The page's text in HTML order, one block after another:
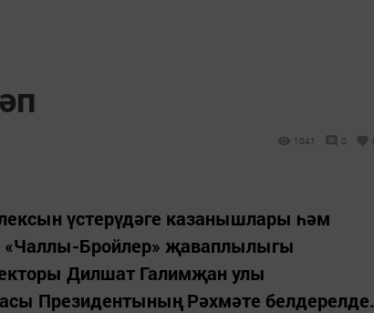
1041 0
үстерүдәге казанышлары һәм
«Чаллы-Бройлер» җаваплылыгы
Дилшат Галимҗан улы
Президентының Рәхмәте белдерелде.